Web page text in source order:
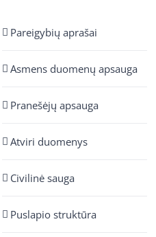
Pareigybių aprašai
Asmens duomenų apsauga
Pranešėjų apsauga
Atviri duomenys
Civilinė sauga
Puslapio struktūra